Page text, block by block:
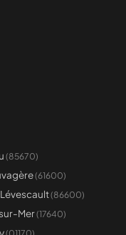
(85670)
(61600)
(86600)
Mer(17640)